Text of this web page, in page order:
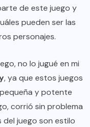
de este juego y
pueden ser las
personajes.
no lo jugué en mi
, ya que estos juegos
y potente
corrió sin problema
del juego son estilo